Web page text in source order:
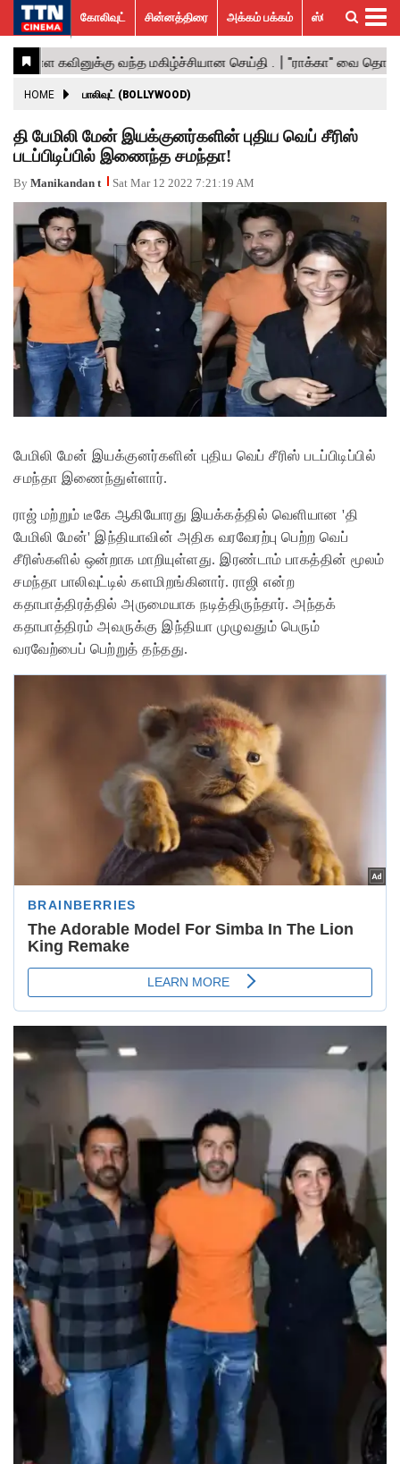
கோலிவுட்
சின்னத்திரை
பாலிவுட்
ஹாலிவுட்
அக்கம்
பக்கம்
ஸ்பெஷல்
ஸ்டோரீஸ்
விமர்சனம்
GALLERY
ACTRESS
ACTORS
MOVIESTILLS
EVENTS
VIDEOS
What’s
Hot
Trending
News
கோலிவுட் சின்னத்திரை அக்கம் பக்கம் ஸ்பெஷல் ஸ்டோரீஸ்
HOME பாலிவுட் (BOLLYWOOD)
தி பேமிலி மேன் இயக்குனர்களின் புதிய வெப் சீரிஸ்
படப்பிடிப்பில் இணைந்த சமந்தா!
By Manikandan t Sat Mar 12 2022 7:21:19 AM
பேமிலி மேன் இயக்குனர்களின் புதிய வெப் சீரிஸ் படப்பிடிப்பில்
சமந்தா இணைந்துள்ளார்.
ராஜ் மற்றும் டீகே ஆகியோரது இயக்கத்தில் வெளியான 'தி
பேமிலி மேன்' இந்தியாவின் அதிக வரவேரற்பு பெற்ற வெப்
சீரிஸ்களில் ஒன்றாக மாறியுள்ளது. இரண்டாம் பாகத்தின் மூலம்
சமந்தா பாலிவுட்டில் களமிறங்கினார். ராஜி என்ற
கதாபாத்திரத்தில் அருமையாக நடித்திருந்தார். அந்தக்
கதாபாத்திரம் அவருக்கு இந்தியா முழுவதும் பெரும்
வரவேற்பைப் பெற்றுத் தந்தது.